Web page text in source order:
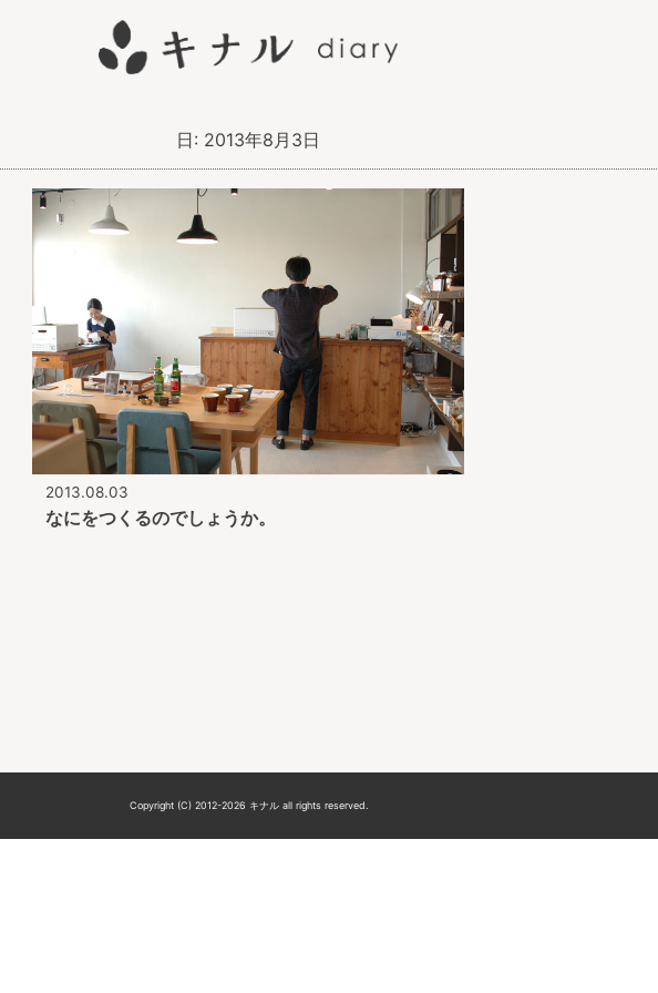
日: 2013年8月3日
2013.08.03
なにをつくるのでしょうか。
Copyright (C) 2012-2026 キナル all rights reserved.